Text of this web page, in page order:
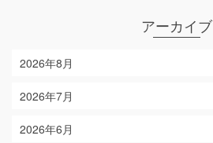
アーカイブ
2026年8月
2026年7月
2026年6月